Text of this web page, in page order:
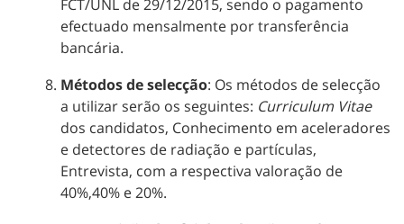
FCT/UNL de 29/12/2015, sendo o pagamento
efectuado mensalmente por transferência
bancária.
Métodos de selecção: Os métodos de selecção
a utilizar serão os seguintes: Curriculum Vitae
dos candidatos, Conhecimento em aceleradores
e detectores de radiação e partículas,
Entrevista, com a respectiva valoração de
40%,40% e 20%.